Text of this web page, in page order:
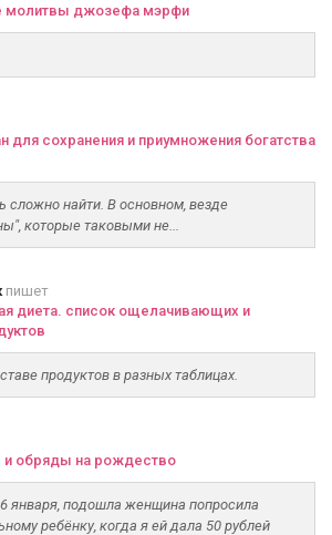
молитвы джозефа мэрфи
для сохранения и приумножения богатства
сложно найти. В основном, везде
которые таковыми не...
пишет
диета. список ощелачивающих и
продуктов в разных таблицах.
и обряды на рождество
января, подошла женщина попросила
ребёнку, когда я ей дала 50 рублей